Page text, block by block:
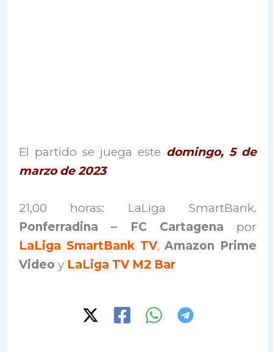
El partido se juega este domingo, 5 de
marzo de 2023
21,00 horas: LaLiga SmartBank.
Ponferradina – FC Cartagena por
LaLiga SmartBank TV,Amazon Prime
Video y LaLiga TV M2 Bar